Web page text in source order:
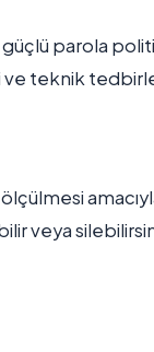
parola
teknik
veya